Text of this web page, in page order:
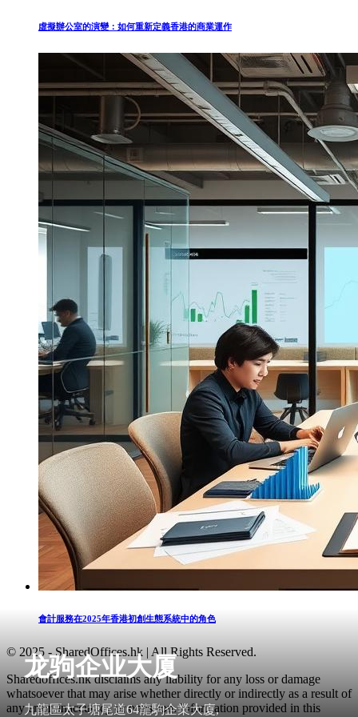
龙驹企业大厦
九龍區太子塘尾道64龍駒企業大廈,
虛擬辦公室的演變：如何重新定義香港的商業運作
會計服務在2025年香港初創生態系統中的角色
© 2025 - SharedOffices.hk | All Rights Reserved.
Sharedoffices.hk disclaims any liability for any loss or damage
whatsoever that may arise whether directly or indirectly as a result of
any error, inaccuracy or omission. Information provided in this